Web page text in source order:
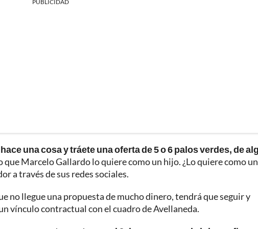
PUBLICIDAD
una cosa y tráete una oferta de 5 o 6 palos verdes, de
que Marcelo Gallardo lo quiere como un hijo. ¿Lo quiere como
a través de sus redes sociales.
no llegue una propuesta de mucho dinero, tendrá que seguir y
vínculo contractual con el cuadro de Avellaneda.